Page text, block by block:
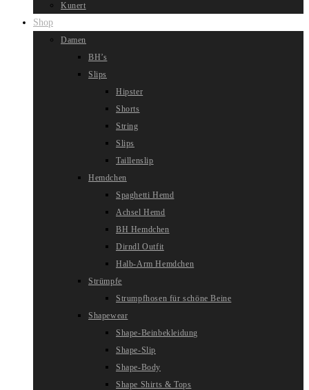
Kunert
Shop
Damen
BH’s
Slips
Hipster
Shorts
String
Slips
Taillenslip
Hemdchen
Spaghetti Hemd
Achsel Hemd
BH Hemdchen
Dirndl Outfit
Halb-Arm Hemdchen
Strümpfe
Strumpfhosen für schöne Beine
Shapewear
Shape-Beinbekleidung
Shape-Slip
Shape-Body
Shape Shirts & Tops